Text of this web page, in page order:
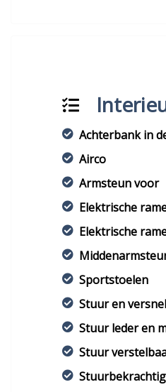
Achterbank in
Airco
Armsteun voor
Elektrische
Elektrische
Sportstoelen
Stuur en
Stuur leder en
Stuur